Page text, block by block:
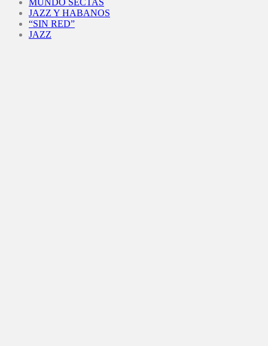
MUNDO SECTAS
JAZZ Y HABANOS
“SIN RED”
JAZZ